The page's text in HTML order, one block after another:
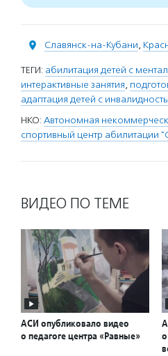
Славянск-на-Кубани,
ТЕГИ: абилитация детей с
интерактивные занятия,
адаптация детей с
НКО: Автономная
спортивный центр абилитации
ВИДЕО ПО ТЕМЕ
АСИ опубликовало видео
о педагоге центра «Равные»